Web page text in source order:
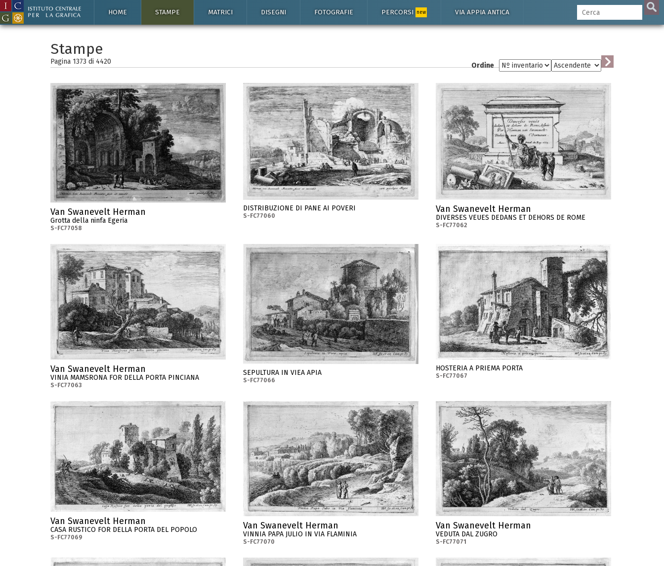
HOME STAMPE MATRICI DISEGNI FOTOGRAFIE PERCORSI new VIA APPIA ANTICA
Stampe
Pagina 1373 di 4420 Ordine
Van Swanevelt Herman
Grotta della ninfa Egeria
S-FC77058
DISTRIBUZIONE DI PANE AI POVERI
S-FC77060
Van Swanevelt Herman
DIVERSES VEUES DEDANS ET DEHORS DE ROME
S-FC77062
Van Swanevelt Herman
VINIA MAMSRONA FOR DELLA PORTA PINCIANA
S-FC77063
SEPULTURA IN VIEA APIA
S-FC77066
HOSTERIA A PRIEMA PORTA
S-FC77067
Van Swanevelt Herman
CASA RUSTICO FOR DELLA PORTA DEL POPOLO
S-FC77069
Van Swanevelt Herman
VINNIA PAPA JULIO IN VIA FLAMINIA
S-FC77070
Van Swanevelt Herman
VEDUTA DAL ZUGRO
S-FC77071